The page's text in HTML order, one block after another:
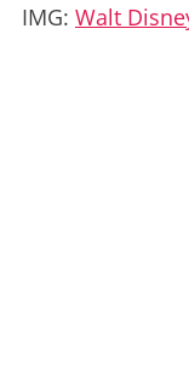
IMG: Walt